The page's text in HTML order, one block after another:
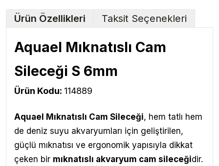
Ürün Özellikleri Taksit Seçenekleri
Aquael Mıknatıslı Cam
Sileceği S 6mm
Ürün Kodu: 114889
Aquael Mıknatıslı Cam Sileceği, hem tatlı hem
de deniz suyu akvaryumları için geliştirilen,
güçlü mıknatısı ve ergonomik yapısıyla dikkat
çeken bir mıknatıslı akvaryum cam sileceğidir.